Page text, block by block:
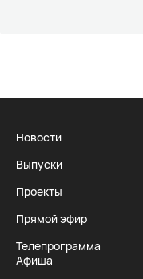
Новости
Выпуски
Проекты
Прямой эфир
Телепрограмма
Афиша